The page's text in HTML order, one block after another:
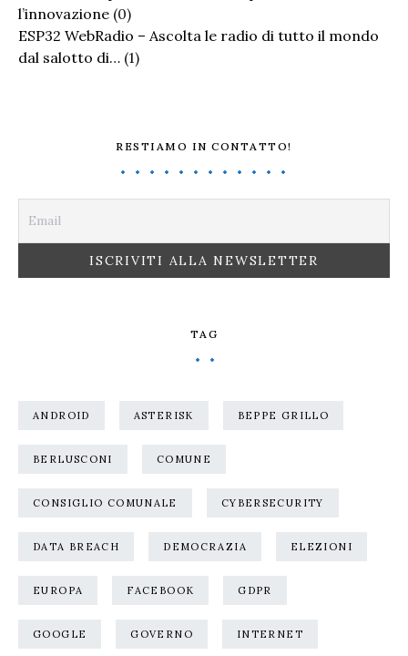
l’innovazione (0)
ESP32 WebRadio – Ascolta le radio di tutto il mondo
dal salotto di… (1)
RESTIAMO IN CONTATTO!
TAG
ANDROID ASTERISK BEPPE GRILLO
BERLUSCONI COMUNE
CONSIGLIO COMUNALE CYBERSECURITY
DATA BREACH DEMOCRAZIA ELEZIONI
EUROPA FACEBOOK GDPR
GOOGLE GOVERNO INTERNET